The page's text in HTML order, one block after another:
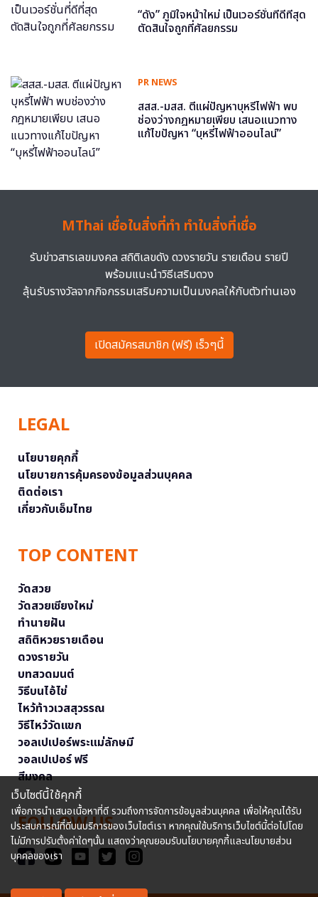
“ดัง” ภูมิใจหน้าใหม่ เป็นเวอร์ชั่นที่ดีที่สุด
ตัดสินใจถูกที่ศัลยกรรม
PR NEWS
สสส.-มสส. ตีแผ่ปัญหาบุหรี่ไฟฟ้า พบ
ช่องว่างกฎหมายเพียบ เสนอแนวทาง
แก้ไขปัญหา “บุหรี่ไฟฟ้าออนไลน์”
MThai เชื่อในสิ่งที่ทำ ทำในสิ่งที่เชื่อ
รับข่าวสารเลขมงคล สถิติเลขดัง ดวงรายวัน รายเดือน รายปี
พร้อมแนะนำวิธีเสริมดวง
ลุ้นรับรางวัลจากกิจกรรมเสริมความเป็นมงคลให้กับตัวท่านเอง
เปิดสมัครสมาชิก (ฟรี) เร็วๆนี้
LEGAL
นโยบายคุกกี้
นโยบายการคุ้มครองข้อมูลส่วนบุคคล
ติดต่อเรา
เกี่ยวกับเอ็มไทย
TOP CONTENT
วัดสวย
วัดสวยเชียงใหม่
ทำนายฝัน
สถิติหวยรายเดือน
ดวงรายวัน
บทสวดมนต์
วิธีบนไอ้ไข่
ไหว้ท้าวเวสสุวรรณ
วิธีไหว้วัดแขก
วอลเปเปอร์พระแม่ลักษมี
วอลเปเปอร์ ฟรี
สีมงคล
FOLLOW US
เว็บไซต์นี้ใช้คุกกี้
เพื่อการนำเสนอเนื้อหาที่ดี รวมถึงการจัดการข้อมูลส่วนบุคคล เพื่อให้คุณได้รับ
ประสบการณ์ที่ดีบนบริการของเว็บไซต์เรา หากคุณใช้บริการเว็บไซต์นี้ต่อไปโดย
ไม่มีการปรับตั้งค่าใดๆนั้น แสดงว่าคุณยอมรับนโยบายคุกกี้และนโยบายส่วน
บุคคลของเรา